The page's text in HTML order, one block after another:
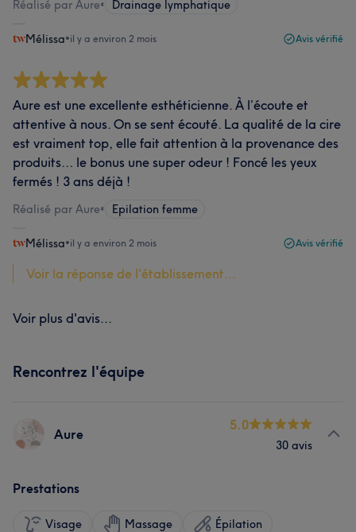
Réalisé par Aure• Drainage lymphatique
Mélissa•il y a environ 2 mois Avis vérifié
Aure est une excellente esthéticienne. À l’écoute et
attentive à nous. On se sent écouté. La qualité de la cire
est vraiment top, elle fait attention à la provenance des
produits… le bonus une super odeur ! Foncé les yeux
fermés ! 3 ans déjà !
Réalisé par Aure• Epilation femme
Mélissa•il y a environ 2 mois Avis vérifié
Voir la réponse de l'établissement...
Voir plus d'avis...
Rencontrez l'équipe
Aure
5.0
30 avis
Prestations
Visage Massage Épilation